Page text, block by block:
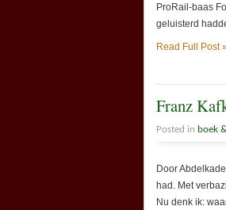
ProRail-baas
geluisterd
Read Full Post
Franz
Posted in boek
Door
had. Met
Nu denk ik: